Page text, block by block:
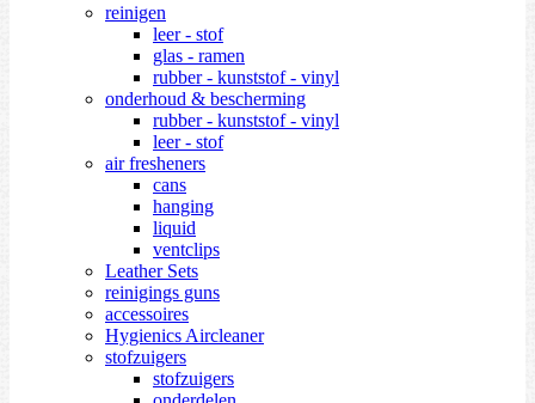
reinigen
leer - stof
glas - ramen
rubber - kunststof - vinyl
onderhoud & bescherming
rubber - kunststof - vinyl
leer - stof
air fresheners
cans
hanging
liquid
ventclips
Leather Sets
reinigings guns
accessoires
Hygienics Aircleaner
stofzuigers
stofzuigers